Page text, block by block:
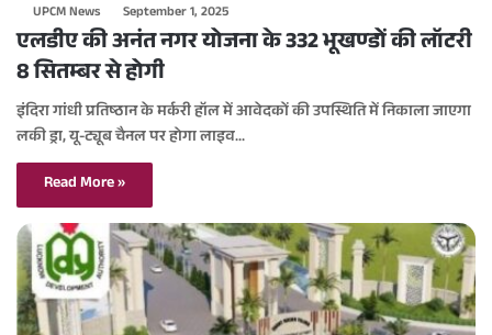
UPCM News September 1, 2025
एलडीए की अनंत नगर योजना के 332 भूखण्डों की लॉटरी
8 सितम्बर से होगी
इंदिरा गांधी प्रतिष्ठान के मर्करी हॉल में आवेदकों की उपस्थिति में निकाला जाएगा
लकी ड्रा, यू-ट्यूब चैनल पर होगा लाइव…
Read More »